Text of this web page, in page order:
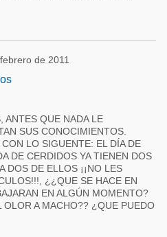
de 2011
ANTES QUE NADA LE
SUS CONOCIMIENTOS.
LO SIGUENTE: EL DÍA DE
DE CERDIDOS YA TIENEN DOS
DOS DE ELLOS ¡¡NO LES
¿¿QUE SE HACE EN
EN ALGÚN MOMENTO?
OLOR A MACHO?? ¿QUE PUEDO